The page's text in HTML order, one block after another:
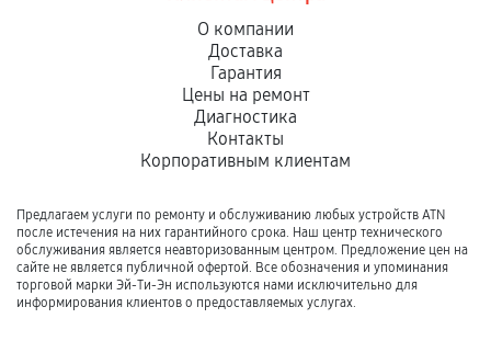
О компании
Доставка
Гарантия
Цены на ремонт
Диагностика
Контакты
Корпоративным клиентам
Предлагаем услуги по ремонту и обслуживанию любых устройств ATN
после истечения на них гарантийного срока. Наш центр технического
обслуживания является неавторизованным центром. Предложение цен на
сайте не является публичной офертой. Все обозначения и упоминания
торговой марки Эй-Ти-Эн используются нами исключительно для
информирования клиентов о предоставляемых услугах.